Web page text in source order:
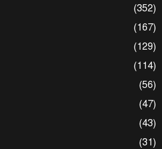
(352)
(167)
(129)
(114)
(56)
(47)
(43)
(31)